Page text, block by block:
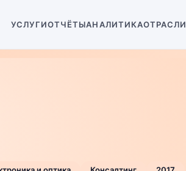
УСЛУГИОТЧЁТЫАНАЛИТИКАОТРАСЛИ